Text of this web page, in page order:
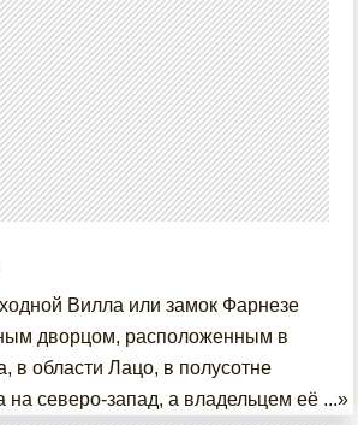
Вилла или замок Фарнезе
дворцом, расположенным в
в области Лацо, в полусотне
на северо-запад, а владельцем её ...»